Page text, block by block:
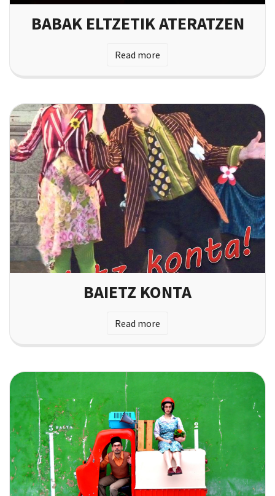
BAIETZ KONTA
Read more
BABAK ELTZETIK ATERATZEN
Read more